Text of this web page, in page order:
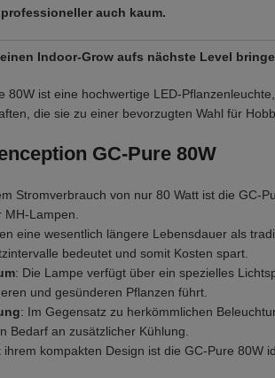
auch kaum.
Indoor-Grow aufs nächste Level
80W ist eine hochwertige LED-
die sie zu einer bevorzugten Wahl für
GC-Pure 80W
Stromverbrauch von nur 80 Watt ist die GC-
Lampen.
eine wesentlich längere Lebensdauer als
bedeutet und somit Kosten spart.
: Die Lampe verfügt über ein spezielles
und gesünderen Pflanzen führt.
: Im Gegensatz zu herkömmlichen
Bedarf an zusätzlicher Kühlung.
ihrem kompakten Design ist die GC-Pure 80W